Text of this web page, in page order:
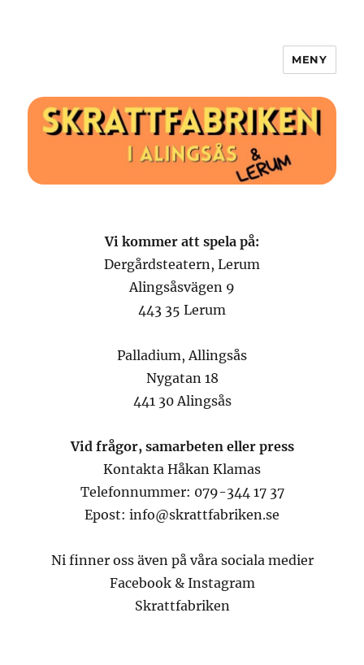
MENY
Vi kommer att spela på:
Dergårdsteatern, Lerum
Alingsåsvägen 9
443 35 Lerum
Palladium, Allingsås
Nygatan 18
441 30 Alingsås
Vid frågor, samarbeten eller press
Kontakta Håkan Klamas
Telefonnummer: 079-344 17 37
Epost: info@skrattfabriken.se
Ni finner oss även på våra sociala medier
Facebook & Instagram
Skrattfabriken